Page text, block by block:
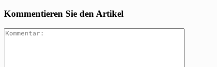
Kommentieren Sie den Artikel